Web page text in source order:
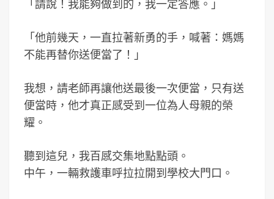
「請說！我能夠做到的，我一定答應。」
「他前幾天，一直拉著新勇的手，喊著：媽媽
不能再替你送便當了！」
我想，請老師再讓他送最後一次便當，只有送
便當時，他才真正感受到一位為人母親的榮
耀。
聽到這兒，我百感交集地點點頭。
中午，一輛救護車呼拉拉開到學校大門口。